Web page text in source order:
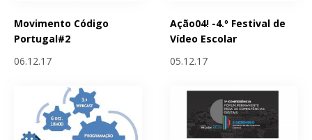
Movimento Código
Portugal#2
06.12.17
Ação04! -4.º Festival de
Vídeo Escolar
05.12.17